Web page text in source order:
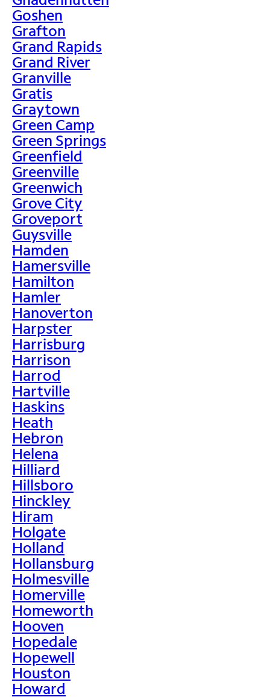
Goshen
Grafton
Grand Rapids
Grand River
Granville
Gratis
Graytown
Green Camp
Green Springs
Greenfield
Greenville
Greenwich
Grove City
Groveport
Guysville
Hamden
Hamersville
Hamilton
Hamler
Hanoverton
Harpster
Harrisburg
Harrison
Harrod
Hartville
Haskins
Heath
Hebron
Helena
Hilliard
Hillsboro
Hinckley
Hiram
Holgate
Holland
Hollansburg
Holmesville
Homerville
Homeworth
Hooven
Hopedale
Hopewell
Houston
Howard